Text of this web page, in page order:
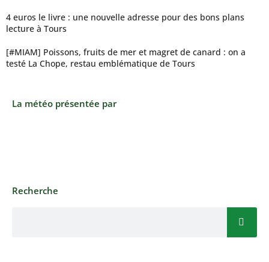
4 euros le livre : une nouvelle adresse pour des bons plans
lecture à Tours
[#MIAM] Poissons, fruits de mer et magret de canard : on a
testé La Chope, restau emblématique de Tours
La météo présentée par
Recherche